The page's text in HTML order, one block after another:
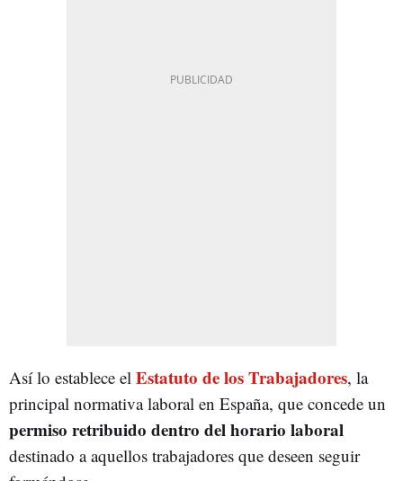
Así lo establece el Estatuto de los Trabajadores, la
principal normativa laboral en España, que concede un
permiso retribuido dentro del horario laboral
destinado a aquellos trabajadores que deseen seguir